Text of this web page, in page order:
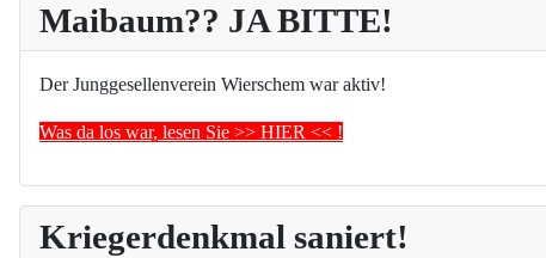
Maibaum?? JA BITTE!
Der Junggesellenverein Wierschem war aktiv!
Was da los war, lesen Sie >> HIER << !
Kriegerdenkmal saniert!